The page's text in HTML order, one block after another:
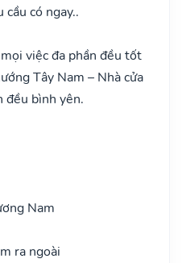
có ngay..
việc đa phần đều tốt
Tây Nam – Nhà cửa
đều bình yên.
Nam
ra ngoài